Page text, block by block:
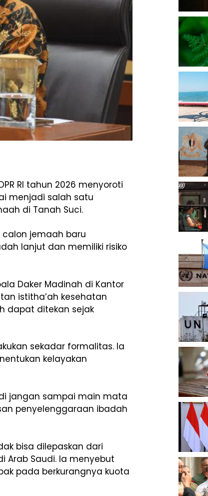
RI tahun 2026 menyoroti
menjadi salah satu
di Tanah Suci.
calon jemaah baru
lanjut dan memiliki risiko
Daker Madinah di Kantor
istitha’ah kesehatan
dapat ditekan sejak
sekadar formalitas. Ia
kelayakan
jangan sampai main mata
penyelenggaraan ibadah
bisa dilepaskan dari
Saudi. Ia menyebut
pada berkurangnya kuota